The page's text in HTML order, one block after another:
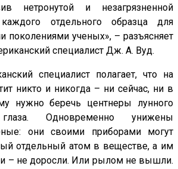
нетронутой и незагрязненной
отдельного образца для
поколениями ученых», – разъясняет
специалист Дж. А. Вуд.
специалист полагает, что на
никто и никогда – ни сейчас, ни в
нужно беречь центнеры лунного
Одновременно унижены
они своими приборами могут
отдельный атом в веществе, а им
– не доросли. Или рылом не вышли.